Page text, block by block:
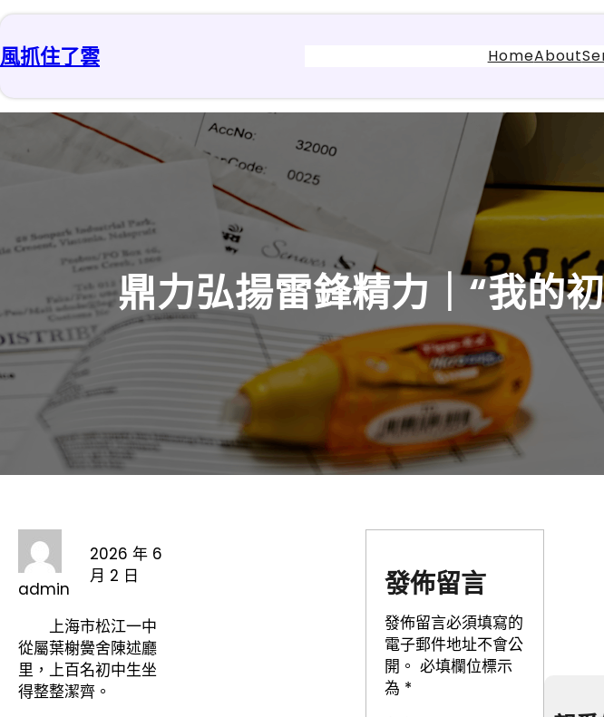
跳
主
內
容
風抓住了雲 HomeAbout
鼎力弘揚雷鋒精力｜“我的
admin
2026 年 6
月 2 日
上海市松江一中
從屬葉榭黌舍陳述廳
里，上百名初中生坐
得整整潔齊。
發佈留言
發佈留言必須填寫的
電子郵件地址不會公
開。 必填欄位標示
為 *